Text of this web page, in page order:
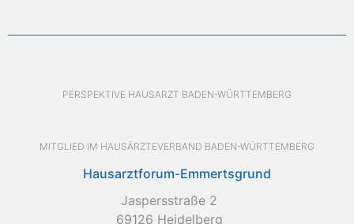
PERSPEKTIVE HAUSARZT BADEN-WÜRTTEMBERG
MITGLIED IM HAUSÄRZTEVERBAND BADEN-WÜRTTEMBERG
Hausarztforum-Emmertsgrund
Jaspersstraße 2
69126 Heidelberg